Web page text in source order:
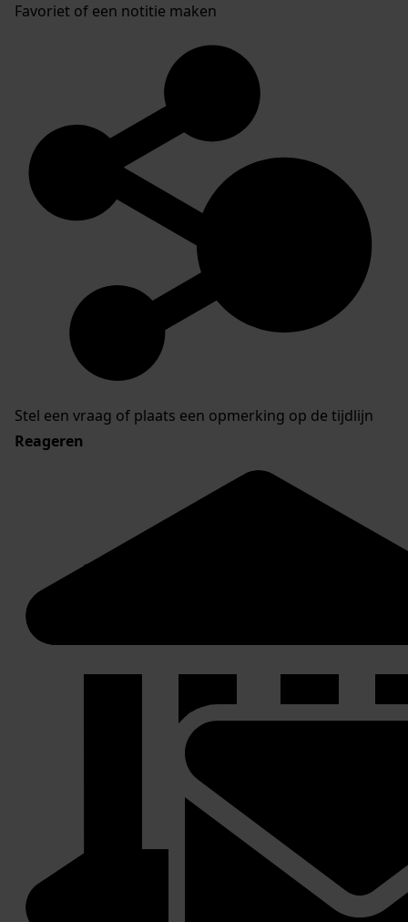
Favoriet of een notitie maken
Stel een vraag of plaats een opmerking op de tijdlijn
Reageren